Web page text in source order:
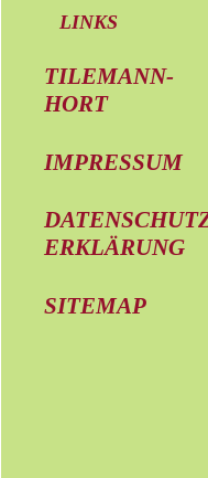
LINKS
TILEMANN-
HORT
IMPRESSUM
ERKLÄRUNG
SITEMAP